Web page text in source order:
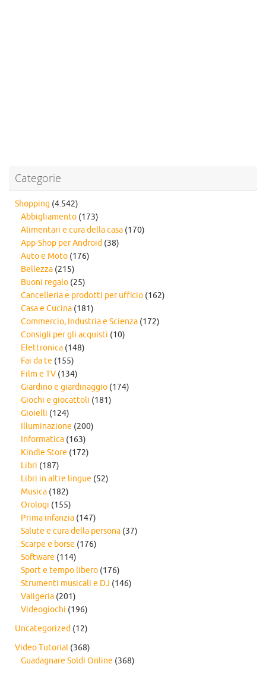
Categorie
Shopping (4.542)
Abbigliamento (173)
Alimentari e cura della casa (170)
App-Shop per Android (38)
Auto e Moto (176)
Bellezza (215)
Buoni regalo (25)
Cancelleria e prodotti per ufficio (162)
Casa e Cucina (181)
Commercio, Industria e Scienza (172)
Consigli per gli acquisti (10)
Elettronica (148)
Fai da te (155)
Film e TV (134)
Giardino e giardinaggio (174)
Giochi e giocattoli (181)
Gioielli (124)
Illuminazione (200)
Informatica (163)
Kindle Store (172)
Libri (187)
Libri in altre lingue (52)
Musica (182)
Orologi (155)
Prima infanzia (147)
Salute e cura della persona (37)
Scarpe e borse (176)
Software (114)
Sport e tempo libero (176)
Strumenti musicali e DJ (146)
Valigeria (201)
Videogiochi (196)
Uncategorized (12)
Video Tutorial (368)
Guadagnare Soldi Online (368)